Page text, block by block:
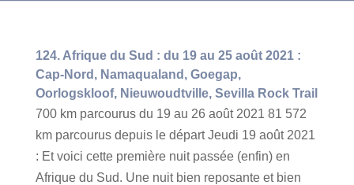
124. Afrique du Sud : du 19 au 25 août 2021 :
Cap-Nord, Namaqualand, Goegap,
Oorlogskloof, Nieuwoudtville, Sevilla Rock Trail
700 km parcourus du 19 au 26 août 2021 81 572
km parcourus depuis le départ Jeudi 19 août 2021
: Et voici cette première nuit passée (enfin) en
Afrique du Sud. Une nuit bien reposante et bien